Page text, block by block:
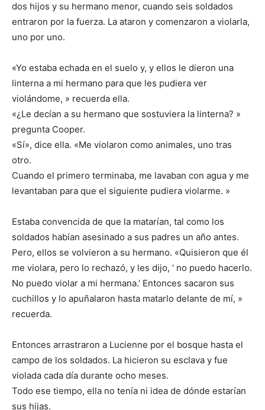
dos hijos y su hermano menor, cuando seis soldados
entraron por la fuerza. La ataron y comenzaron a violarla,
uno por uno.
«Yo estaba echada en el suelo y, y ellos le dieron una
linterna a mi hermano para que les pudiera ver
violándome, » recuerda ella.
«¿Le decían a su hermano que sostuviera la linterna? »
pregunta Cooper.
«Sí», dice ella. «Me violaron como animales, uno tras
otro.
Cuando el primero terminaba, me lavaban con agua y me
levantaban para que el siguiente pudiera violarme. »
Estaba convencida de que la matarían, tal como los
soldados habían asesinado a sus padres un año antes.
Pero, ellos se volvieron a su hermano. «Quisieron que él
me violara, pero lo rechazó, y les dijo, ‘ no puedo hacerlo.
No puedo violar a mi hermana.’ Entonces sacaron sus
cuchillos y lo apuñalaron hasta matarlo delante de mí, »
recuerda.
Entonces arrastraron a Lucienne por el bosque hasta el
campo de los soldados. La hicieron su esclava y fue
violada cada día durante ocho meses.
Todo ese tiempo, ella no tenía ni idea de dónde estarían
sus hijas.